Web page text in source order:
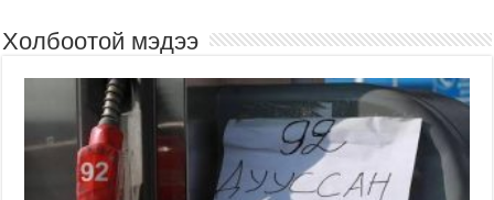
Холбоотой мэдээ